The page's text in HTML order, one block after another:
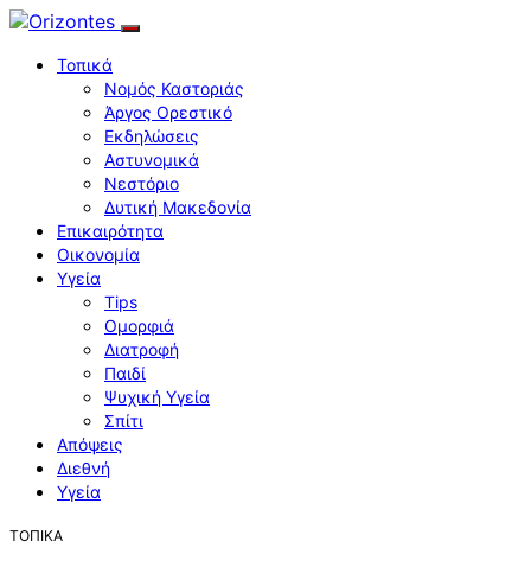
Τοπικά
Νομός Καστοριάς
Άργος Ορεστικό
Εκδηλώσεις
Αστυνομικά
Νεστόριο
Δυτική Μακεδονία
Επικαιρότητα
Οικονομία
Υγεία
Tips
Ομορφιά
Διατροφή
Παιδί
Ψυχική Υγεία
Σπίτι
Απόψεις
Διεθνή
Υγεία
ΤΟΠΙΚΑ